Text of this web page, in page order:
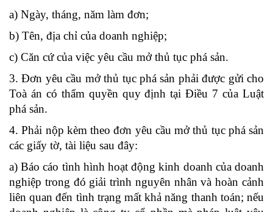
a) Ngày, tháng, năm làm đơn;
b) Tên, địa chỉ của doanh nghiệp;
c) Căn cứ của việc yêu cầu mở thủ tục phá sản.
3. Đơn yêu cầu mở thủ tục phá sản phải được gửi cho
Toà án có thẩm quyền quy định tại Điều 7 của Luật
phá sản.
4. Phải nộp kèm theo đơn yêu cầu mở thủ tục phá sản
các giấy tờ, tài liệu sau đây:
a) Báo cáo tình hình hoạt động kinh doanh của doanh
nghiệp trong đó giải trình nguyên nhân và hoàn cảnh
liên quan đến tình trạng mất khả năng thanh toán; nếu